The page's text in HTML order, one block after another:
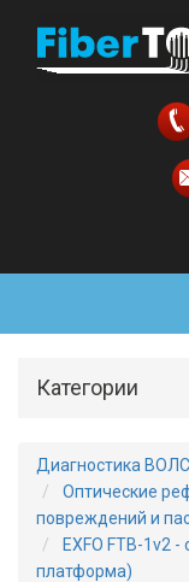
Категории
Диагностика ВОЛС
Оптические
повреждений и
EXFO FTB-1v2
платформа)